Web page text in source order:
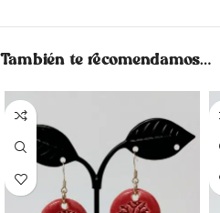
También te recomendamos…